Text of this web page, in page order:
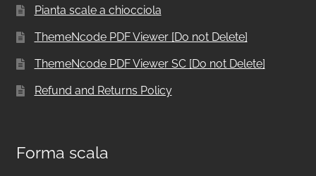
Pianta scale a chiocciola
ThemeNcode PDF Viewer [Do not Delete]
ThemeNcode PDF Viewer SC [Do not Delete]
Refund and Returns Policy
Forma scala